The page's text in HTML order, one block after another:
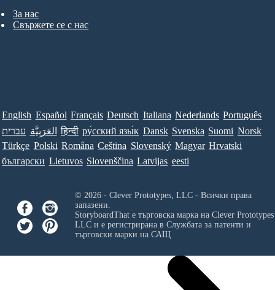
За нас
Свържете се с нас
English Español Français Deutsch Italiana Nederlands Português
עברית العَرَبِيَّة हिन्दी ру́сский язы́к Dansk Svenska Suomi Norsk
Türkçe Polski Româna Ceština Slovenský Magyar Hrvatski
български Lietuvos Slovenščina Latvijas eesti
© 2026 - Clever Prototypes, LLC - Всички права
запазени.
StoryboardThat е търговска марка на Clever
LLCи е регистрирана в Службата за патенти и
търговски марки на САЩ